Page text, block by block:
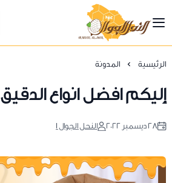
النحل الجوال
الرئيسية المدونة
إليكم افضل انواع الدقيق
٢٨ ديسمبر ٢٠٢٢ النحل الجوال 1